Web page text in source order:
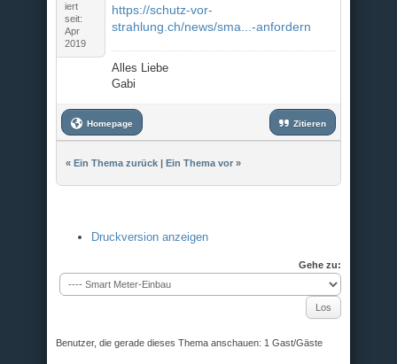
iert
seit:
Apr
2019
https://schutz-vor-
strahlung.ch/news/sma...-anfordern
Alles Liebe
Gabi
Homepage Zitieren
« Ein Thema zurück| Ein Thema vor»
Druckversion anzeigen
Gehe zu:
Benutzer, die gerade dieses Thema anschauen: 1 Gast/Gäste